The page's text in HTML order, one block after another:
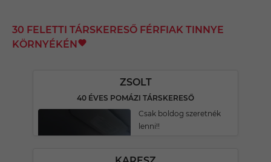
30 FELETTI TÁRSKERESŐ FÉRFIAK TINNYE
KÖRNYÉKÉN
ZSOLT
40 ÉVES POMÁZI TÁRSKERESŐ
Csak boldog szeretnék
lenni!!